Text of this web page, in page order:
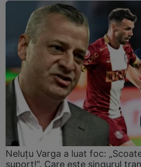
Neluțu Varga a luat foc:
suport!”. Care este singurul